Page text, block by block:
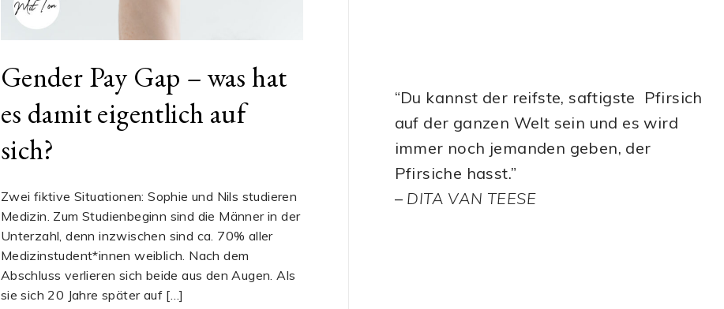
Gender Pay Gap – was hat
es damit eigentlich auf
sich?
Zwei fiktive Situationen: Sophie und Nils studieren
Medizin. Zum Studienbeginn sind die Männer in der
Unterzahl, denn inzwischen sind ca. 70% aller
Medizinstudent*innen weiblich. Nach dem
Abschluss verlieren sich beide aus den Augen. Als
sie sich 20 Jahre später auf […]
“Du kannst der reifste, saftigste Pfirsich
auf der ganzen Welt sein und es wird
immer noch jemanden geben, der
Pfirsiche hasst.”
– DITA VAN TEESE